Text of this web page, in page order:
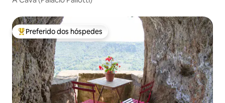
Entre os melhores preferidos dos hóspedes
Preferido dos hóspedes